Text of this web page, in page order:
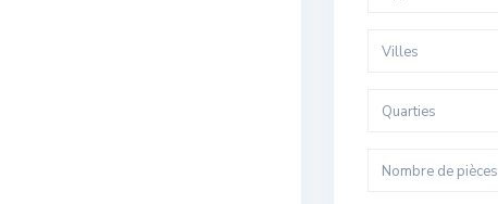
Villes
Quarties
Nombre de pièces